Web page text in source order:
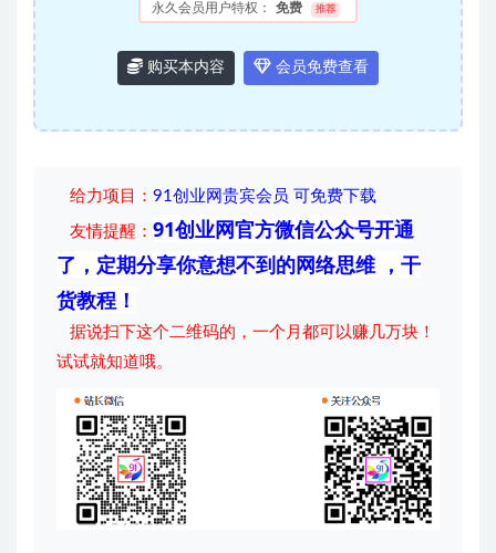
永久会员用户特权： 免费 推荐
购买本内容 会员免费查看
给力项目 ： 91创业网贵宾会员 可免费下载
友情提醒： 91创业网官方微信公众号开通
了，定期分享你意想不到的网络思维 ，干
货教程！
据说扫下这个二维码的，一个月都可以赚几万块！
试试就知道哦。